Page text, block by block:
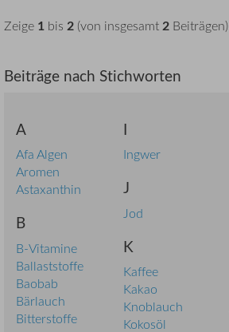
Zeige 1 bis 2 (von insgesamt2 Beiträgen)
Beiträge nach Stichworten
A
Afa Algen
Aromen
Astaxanthin
B
B-Vitamine
Ballaststoffe
Baobab
Bärlauch
Bitterstoffe
I
Ingwer
J
Jod
K
Kaffee
Kakao
Knoblauch
Kokosöl